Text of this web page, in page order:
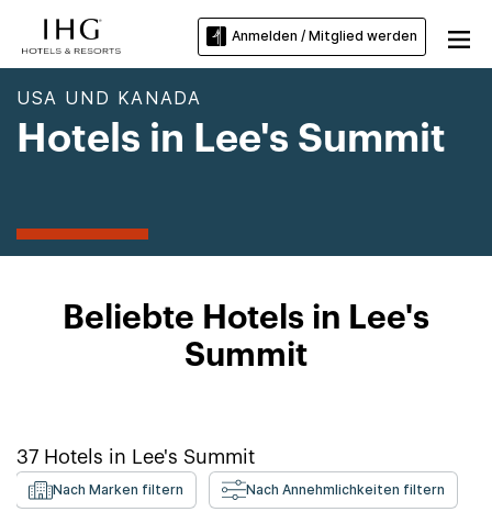
Anmelden / Mitglied werden
USA UND KANADA
Hotels in Lee's Summit
Beliebte Hotels in Lee's
Summit
37 Hotels in Lee's Summit
Nach Marken filtern Nach Annehmlichkeiten filtern